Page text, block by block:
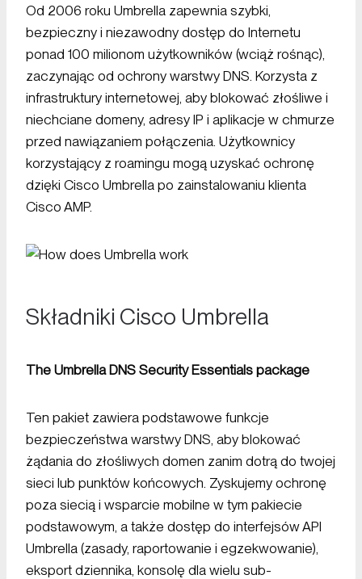
Od 2006 roku Umbrella zapewnia szybki,
bezpieczny i niezawodny dostęp do Internetu
ponad 100 milionom użytkowników (wciąż rośnąc),
zaczynając od ochrony warstwy DNS. Korzysta z
infrastruktury internetowej, aby blokować złośliwe i
niechciane domeny, adresy IP i aplikacje w chmurze
przed nawiązaniem połączenia. Użytkownicy
korzystający z roamingu mogą uzyskać ochronę
dzięki Cisco Umbrella po zainstalowaniu klienta
Cisco AMP.
Składniki Cisco Umbrella
The Umbrella DNS Security Essentials package
Ten pakiet zawiera podstawowe funkcje
bezpieczeństwa warstwy DNS, aby blokować
żądania do złośliwych domen zanim dotrą do twojej
sieci lub punktów końcowych. Zyskujemy ochronę
poza siecią i wsparcie mobilne w tym pakiecie
podstawowym, a także dostęp do interfejsów API
Umbrella (zasady, raportowanie i egzekwowanie),
eksport dziennika, konsolę dla wielu sub-